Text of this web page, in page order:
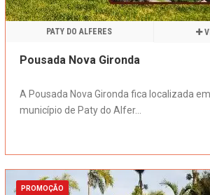
PATY DO ALFERES
Pousada Nova Gironda
A Pousada Nova Gironda fica localizada
município de Paty do Alfer...
PROMOÇÃO